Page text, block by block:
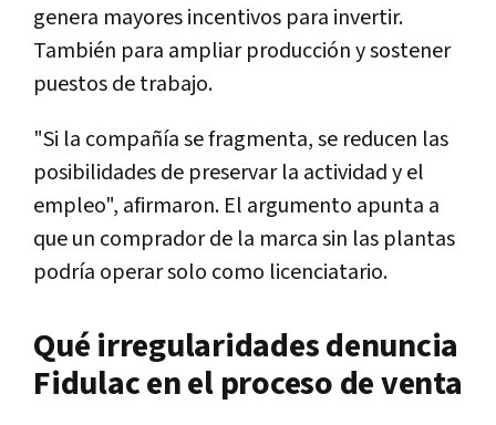
genera mayores incentivos para invertir.
También para ampliar producción y sostener
puestos de trabajo.
"Si la compañía se fragmenta, se reducen las
posibilidades de preservar la actividad y el
empleo", afirmaron. El argumento apunta a
que un comprador de la marca sin las plantas
podría operar solo como licenciatario.
Qué irregularidades denuncia
Fidulac en el proceso de venta